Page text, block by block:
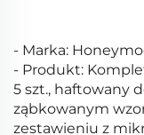
- Marka:
- Produkt:
5 szt., haftowany
ząbkowanym
zestawieniu z